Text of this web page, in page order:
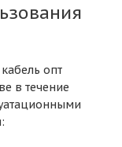
опт
в течение